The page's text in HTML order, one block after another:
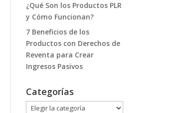
¿Qué Son los Productos PLR
y Cómo Funcionan?
7 Beneficios de los
Productos con Derechos de
Reventa para Crear
Ingresos Pasivos
Categorías
Categorías